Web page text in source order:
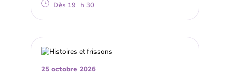
Dès 19 h 30
25 octobre 2026